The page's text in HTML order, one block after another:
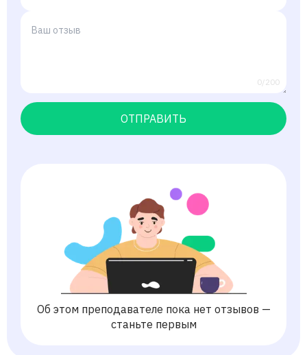
0/200
ОТПРАВИТЬ
Об этом преподавателе пока нет отзывов —
станьте первым